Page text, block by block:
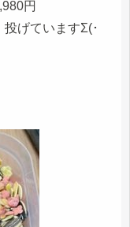
円
げていますΣ(･